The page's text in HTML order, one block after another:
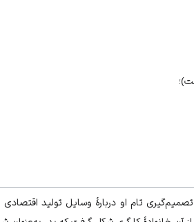
تام او دربارۀ وسایل تولید اقتصادی